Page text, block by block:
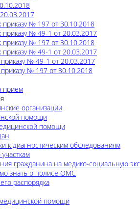
№ 197 от 30.10.2018
№ 49-1 от 20.03.2017
№ 197 от 30.10.2018
№ 49-1 от 20.03.2017
№ 49-1 от 20.03.2017
№ 197 от 30.10.2018
прием
организации
помощи
помощи
к диагностическим обследованиям
гражданина на медико-социальную
знать о полисе ОМС
распорядка
помощи